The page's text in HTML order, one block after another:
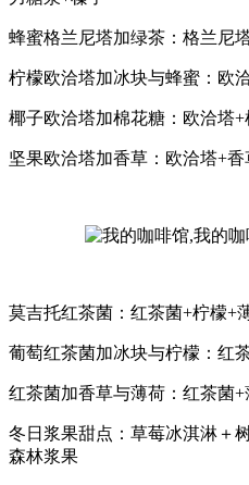
蜂蜜格兰尼塔加绿茶：格兰尼
柠檬欧洽塔加冰块与蜂蜜：欧
椰子欧洽塔加棉花糖：欧洽塔
坚果欧洽塔加香草：欧洽塔+
莫吉托红茶菌：红茶菌+柠檬+
葡萄红茶菌加冰块与柠檬：红
红茶菌加香草与薄荷：红茶菌+
冬日浆果甜点：草莓冰淇淋＋
森林浆果